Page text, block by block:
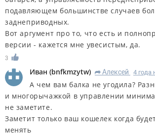
подавляющем большинстве случаев
заднеприводных.
Вот аргумент про то, что есть и
версии - кажется мне увесистым, да.
3
Иван (bnfkmzytw) R Алексей 4 года
А чем вам балка не угодила?
и многорычажкой в управлении
не заметите.
Заметит только ваш кошелек когда
менять